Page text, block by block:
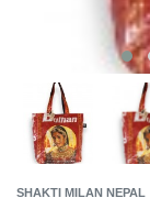
SHAKTI MILAN NEPAL